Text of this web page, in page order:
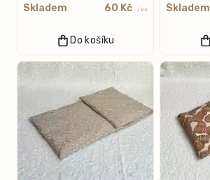
Skladem 60 Kč / ks
Do košíku
Skladem